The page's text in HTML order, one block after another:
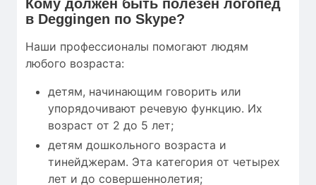
Кому должен быть полезен логопед
в Deggingen по Skype?
Наши профессионалы помогают людям
любого возраста:
детям, начинающим говорить или
упорядочивают речевую функцию. Их
возраст от 2 до 5 лет;
детям дошкольного возраста и
тинейджерам. Эта категория от четырех
лет и до совершеннолетия;